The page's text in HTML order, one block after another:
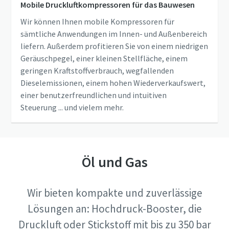
Mobile Druckluftkompressoren für das Bauwesen
Wir können Ihnen mobile Kompressoren für
sämtliche Anwendungen im Innen- und Außenbereich
liefern. Außerdem profitieren Sie von einem niedrigen
Geräuschpegel, einer kleinen Stellfläche, einem
geringen Kraftstoffverbrauch, wegfallenden
Dieselemissionen, einem hohen Wiederverkaufswert,
einer benutzerfreundlichen und intuitiven
Steuerung ... und vielem mehr.
Öl und Gas
Wir bieten kompakte und zuverlässige
Lösungen an: Hochdruck-Booster, die
Druckluft oder Stickstoff mit bis zu 350 bar